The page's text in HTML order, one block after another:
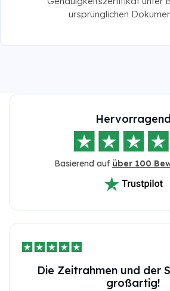
ursprünglichen
Hervorragend
Basierend auf über 100
Die Zeitrahmen und der
großartig!